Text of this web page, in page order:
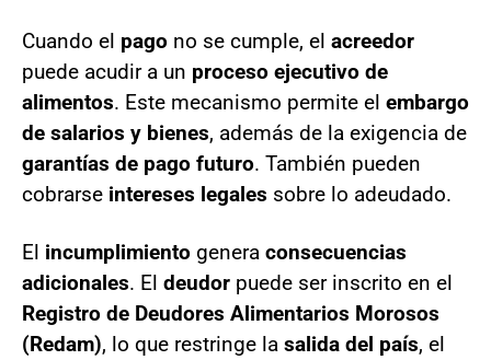
Cuando el pago no se cumple, el acreedor
puede acudir a un proceso ejecutivo de
alimentos. Este mecanismo permite el embargo
de salarios y bienes, además de la exigencia de
garantías de pago futuro. También pueden
cobrarse intereses legales sobre lo adeudado.
El incumplimiento genera consecuencias
adicionales. El deudor puede ser inscrito en el
Registro de Deudores Alimentarios Morosos
(Redam), lo que restringe la salida del país, el